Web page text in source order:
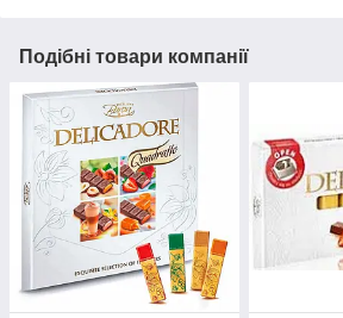
Подібні товари компанії